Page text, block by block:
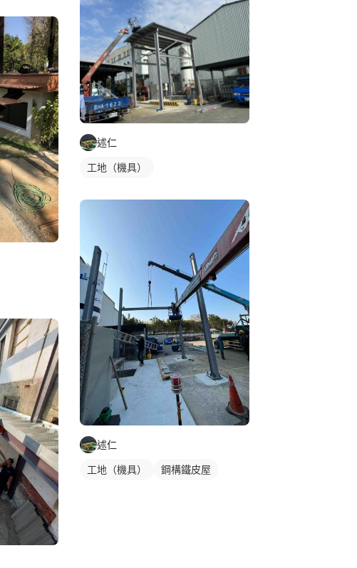
述仁
工地（機具）
述仁
工地（機具） 鋼構鐵皮屋